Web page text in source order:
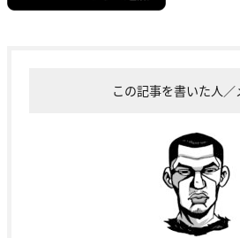
この記事を書いた人／